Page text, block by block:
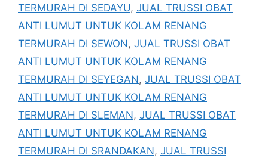
TERMURAH DI SEDAYU, JUAL TRUSSI OBAT
ANTI LUMUT UNTUK KOLAM RENANG
TERMURAH DI SEWON, JUAL TRUSSI OBAT
ANTI LUMUT UNTUK KOLAM RENANG
TERMURAH DI SEYEGAN, JUAL TRUSSI OBAT
ANTI LUMUT UNTUK KOLAM RENANG
TERMURAH DI SLEMAN, JUAL TRUSSI OBAT
ANTI LUMUT UNTUK KOLAM RENANG
TERMURAH DI SRANDAKAN, JUAL TRUSSI